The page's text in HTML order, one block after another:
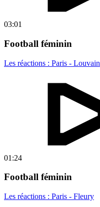
03:01
Football féminin
Les réactions : Paris - Louvain
01:24
Football féminin
Les réactions : Paris - Fleury